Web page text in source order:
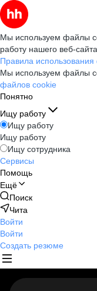
Мы используем файлы
работу нашего веб-
Правила
Мы используем файлы
файлов cookie
Понятно
Ищу работу
Ищу работу
Ищу работу
Ищу сотрудника
Сервисы
Помощь
Ещё
Поиск
Чита
Войти
Войти
Создать резюме